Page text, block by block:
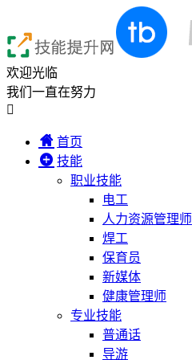
欢迎光临
我们一直在努力

首页
技能
职业技能
电工
人力资源管理师
焊工
保育员
新媒体
健康管理师
专业技能
普通话
导游